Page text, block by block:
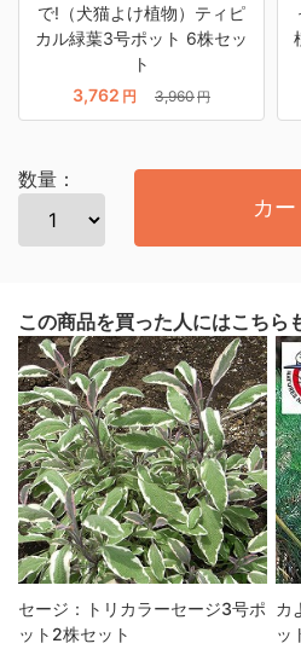
で!（犬猫よけ植物）ティピ
カル緑葉3号ポット 6株セッ
ト
3,762 円 3,960円
数量：
カ
この商品を買った人にはこちら
セージ：トリカラーセージ3号ポ
ット2株セット
カ
ッ